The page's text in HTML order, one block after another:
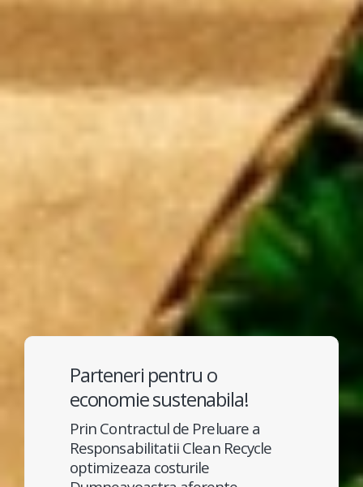
Parteneri pentru o
economie sustenabila!
Prin Contractul de Preluare a
Responsabilitatii Clean Recycle
optimizeaza costurile